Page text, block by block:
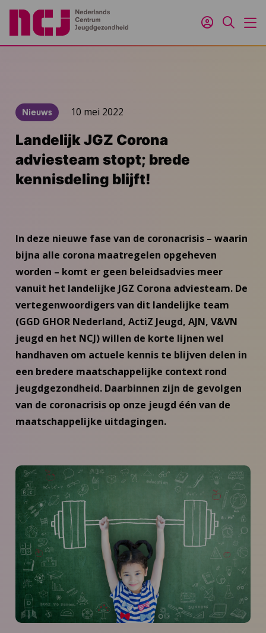
Inloggen
Zoeken
Nieuws 10 mei 2022
Landelijk JGZ Corona
adviesteam stopt; brede
kennisdeling blijft!
In deze nieuwe fase van de coronacrisis – waarin
bijna alle corona maatregelen opgeheven
worden – komt er geen beleidsadvies meer
vanuit het landelijke JGZ Corona adviesteam. De
vertegenwoordigers van dit landelijke team
(GGD GHOR Nederland, ActiZ Jeugd, AJN, V&VN
jeugd en het NCJ) willen de korte lijnen wel
handhaven om actuele kennis te blijven delen in
een bredere maatschappelijke context rond
jeugdgezondheid. Daarbinnen zijn de gevolgen
van de coronacrisis op onze jeugd één van de
maatschappelijke uitdagingen.